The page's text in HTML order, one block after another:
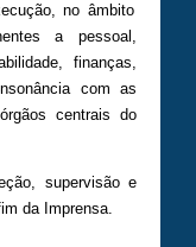
no âmbito
a pessoal,
finanças,
com as
centrais do
supervisão e
da Imprensa.